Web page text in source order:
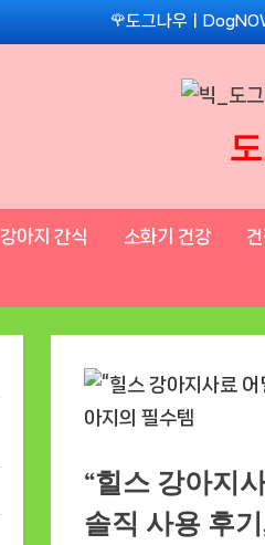
🌹도그나우ㅣ
강아지 간식 소화기 건강
“힐스 강아지
솔직 사용 후